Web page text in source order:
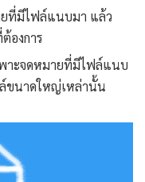
ที่มีไฟล์แนบมา แล้ว
องการ
พาะจดหมายที่มีไฟล์แนบ
ขนาดใหญ่เหล่านั้น